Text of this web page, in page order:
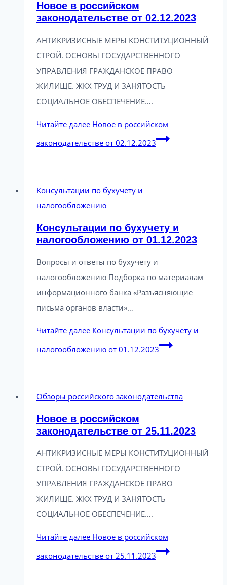
Новое в российском
законодательстве от 02.12.2023
АНТИКРИЗИСНЫЕ МЕРЫ КОНСТИТУЦИОННЫЙ
СТРОЙ. ОСНОВЫ ГОСУДАРСТВЕННОГО
УПРАВЛЕНИЯ ГРАЖДАНСКОЕ ПРАВО
ЖИЛИЩЕ. ЖКХ ТРУД И ЗАНЯТОСТЬ
СОЦИАЛЬНОЕ ОБЕСПЕЧЕНИЕ….
Читайте далее Новое в российском
законодательстве от 02.12.2023
Консультации по бухучету и
налогообложению
Консультации по бухучету и
налогообложению от 01.12.2023
Вопросы и ответы по бухучёту и
налогообложению Подборка по материалам
информационного банка «Разъясняющие
письма органов власти»…
Читайте далее Консультации по бухучету и
налогообложению от 01.12.2023
Обзоры российского законодательства
Новое в российском
законодательстве от 25.11.2023
АНТИКРИЗИСНЫЕ МЕРЫ КОНСТИТУЦИОННЫЙ
СТРОЙ. ОСНОВЫ ГОСУДАРСТВЕННОГО
УПРАВЛЕНИЯ ГРАЖДАНСКОЕ ПРАВО
ЖИЛИЩЕ. ЖКХ ТРУД И ЗАНЯТОСТЬ
СОЦИАЛЬНОЕ ОБЕСПЕЧЕНИЕ….
Читайте далее Новое в российском
законодательстве от 25.11.2023